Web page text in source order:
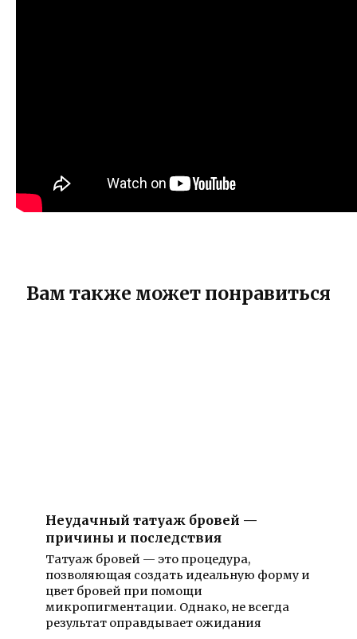
Вам также может понравиться
Неудачный татуаж бровей —
причины и последствия
Татуаж бровей — это процедура,
позволяющая создать идеальную форму и
цвет бровей при помощи
микропигментации. Однако, не всегда
результат оправдывает ожидания